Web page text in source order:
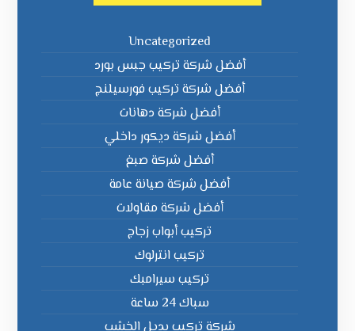
Uncategorized
أفضل شركة تركيب جبس بورد
أفضل شركة تركيب فورسيلنج
أفضل شركة دهانات
أفضل شركة ديكور داخلي
أفضل شركة صبغ
أفضل شركة صيانة عامة
أفضل شركة مقاولات
تركيب أبواب زجاج
تركيب انترلوك
تركيب سيرامبك
سباك 24 ساعة